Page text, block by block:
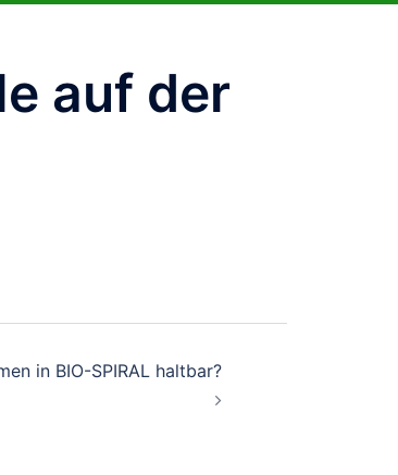
auf der
in BIO-SPIRAL haltbar?